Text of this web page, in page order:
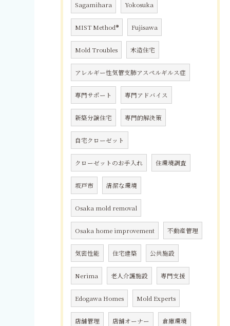
Sagamihara Yokosuka
MIST Method® Fujisawa
Mold Troubles 木造住宅
アレルギー性気管支肺アスペルギルス症
専門サポート 専門アドバイス
新築分譲住宅 専門的解決策
自宅クローゼット
クローゼットのお手入れ 住環境調査
坂戸市 清潔な環境
Osaka mold removal
Osaka home improvement 不動産管理
気密性能 住宅建築 公共施設
Nerima 老人介護施設 専門支援
Edogawa Homes Mold Experts
店舗管理 店舗オーナー 倉庫環境